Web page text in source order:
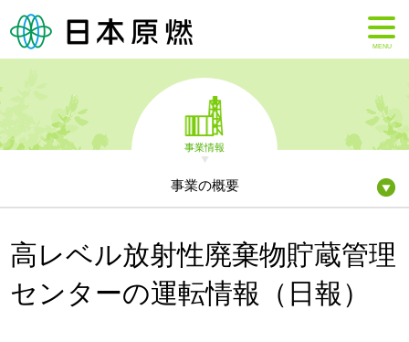
MENU
事業情報
事業の概要
高レベル放射性廃棄物貯蔵管理
センターの運転情報（日報）